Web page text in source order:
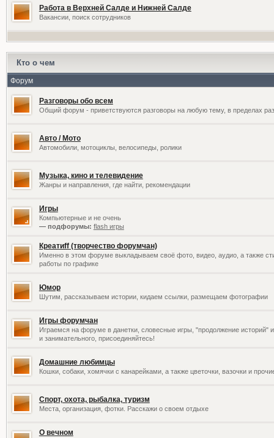
Работа в Верхней Салде и Нижней Салде
Вакансии, поиск сотрудников
Кто о чем
Форум
Разговоры обо всем
Общий форум - приветствуются разговоры на любую тему, в пределах
Авто / Мото
Автомобили, мотоциклы, велосипеды, ролики
Музыка, кино и телевидение
Жанры и направления, где найти, рекомендации
Игры
Компьютерные и не очень
— подфорумы: flash игры
Креатиff (творчество форумчан)
Именно в этом форуме выкладываем своё фото, видео, аудио, а также
работы по графике
Юмор
Шутим, рассказываем истории, кидаем ссылки, размещаем фотографии
Игры форумчан
Играемся на форуме в данетки, словесные игры, "продолжение историй"
и занимательного, присоединяйтесь!
Домашние любимцы
Кошки, собаки, хомячки с канарейками, а также цветочки, вазочки и
Спорт, охота, рыбалка, туризм
Места, организация, фотки. Расскажи о своем отдыхе
О вечном